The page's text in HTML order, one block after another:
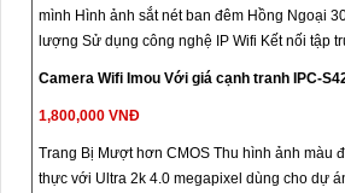
mình Hình ảnh sắt nét ban đêm Hồng Ngoại
lượng Sử dụng công nghệ IP Wifi Kết nối tập
Camera Wifi Imou Với giá cạnh tranh IPC-
1,800,000 VNĐ
Trang Bị Mượt hơn CMOS Thu hình ảnh màu
thực với Ultra 2k 4.0 megapixel dùng cho dự